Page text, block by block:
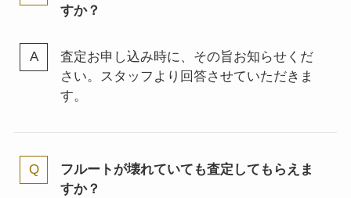
すか？
査定お申し込み時に、その旨お知らせくだ
さい。スタッフより回答させていただきま
す。
フルートが壊れていても査定してもらえま
すか？